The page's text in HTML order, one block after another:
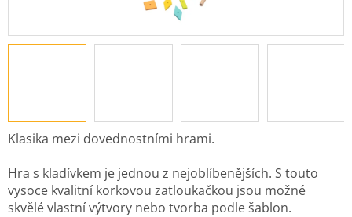
Klasika mezi dovednostními hrami.
Hra s kladívkem je jednou z nejoblíbenějších. S touto
vysoce kvalitní korkovou zatloukačkou jsou možné
skvělé vlastní výtvory nebo tvorba podle šablon.